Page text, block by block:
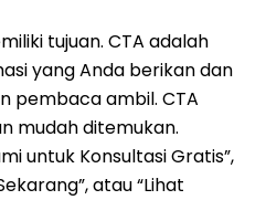
tujuan. CTA adalah
yang Anda berikan dan
pembaca ambil. CTA
mudah ditemukan.
untuk Konsultasi Gratis”,
atau “Lihat